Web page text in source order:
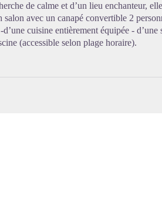
de calme et d’un lieu enchanteur,
avec un canapé convertible 2
cuisine entièrement équipée - d’une
(accessible selon plage horaire).